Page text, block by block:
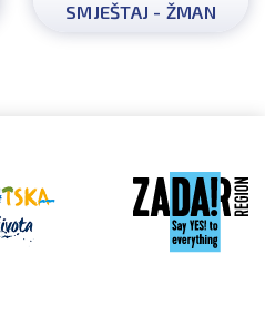
SMJEŠTAJ - ŽMAN